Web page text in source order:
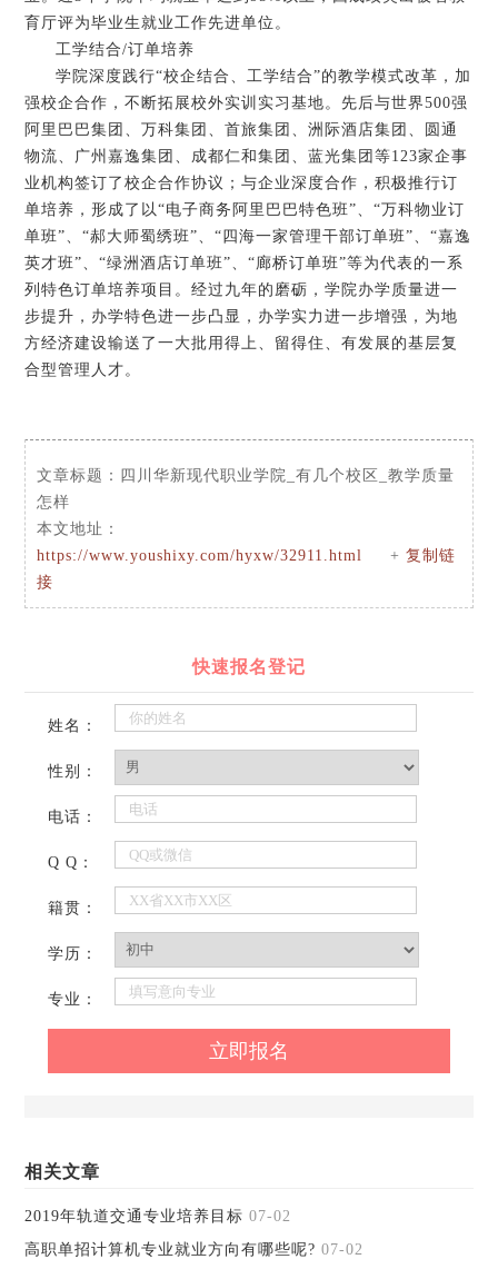
育厅评为毕业生就业工作先进单位。
工学结合/订单培养
学院深度践行“校企结合、工学结合”的教学模式改革，加
强校企合作，不断拓展校外实训实习基地。先后与世界500强
阿里巴巴集团、万科集团、首旅集团、洲际酒店集团、圆通
物流、广州嘉逸集团、成都仁和集团、蓝光集团等123家企事
业机构签订了校企合作协议；与企业深度合作，积极推行订
单培养，形成了以“电子商务阿里巴巴特色班”、“万科物业订
单班”、“郝大师蜀绣班”、“四海一家管理干部订单班”、“嘉逸
英才班”、“绿洲酒店订单班”、“廊桥订单班”等为代表的一系
列特色订单培养项目。经过九年的磨砺，学院办学质量进一
步提升，办学特色进一步凸显，办学实力进一步增强，为地
方经济建设输送了一大批用得上、留得住、有发展的基层复
合型管理人才。
文章标题： 四川华新现代职业学院_有几个校区_教学质量
怎样
本文地址：
https://www.youshixy.com/hyxw/32911.html
+复制链
接
快速报名登记
姓名：
性别：
电话：
Q Q：
籍贯：
学历：
专业：
相关文章
2019年轨道交通专业培养目标 07-02
高职单招计算机专业就业方向有哪些呢? 07-02